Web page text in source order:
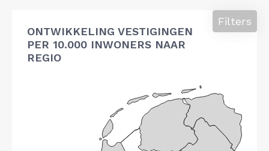
ONTWIKKELING VESTIGINGEN
PER 10.000 INWONERS NAAR
REGIO
Filters